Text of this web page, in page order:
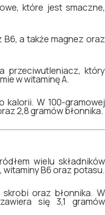
które jest smaczne,
a także magnez oraz
przeciwutleniacz, który
w witaminę A.
kalorii. W 100-gramowej
2,8 gramów błonnika.
wielu składników
B6 oraz potasu.
oraz błonnika. W
się 3,1 gramów